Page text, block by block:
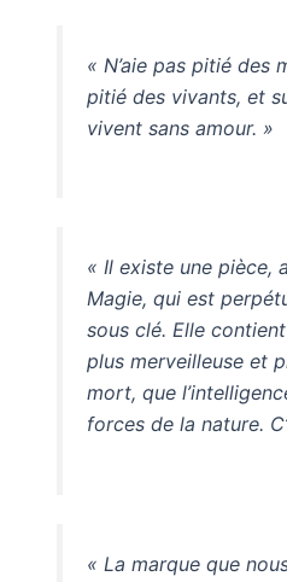
« N’aie pas pitié des
pitié des vivants, et
vivent sans amour. »
« Il existe une pièce,
Magie, qui est
sous clé. Elle
plus merveilleuse et
mort, que
forces de la nature.
« La marque que